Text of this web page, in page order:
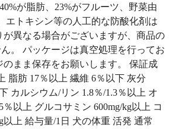
が脂肪、23%がフルーツ、野菜由
エトキシン等の人工的な防酸化剤は
異なる場合がございますが、商品の
。 パッケージは真空処理を行ってお
のまま保存をお願いします。 保証成
脂肪 17％以上 繊維 6％以下 灰分
カルシウム/リン 1.8％/1.3％以上 オ
％以上 グルコサミン 600mg/kg以上 コ
以上 給与量/1日 犬の体重 活発 通常